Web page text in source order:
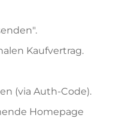
Kaufvertrag.
(via Auth-Code).
Homepage